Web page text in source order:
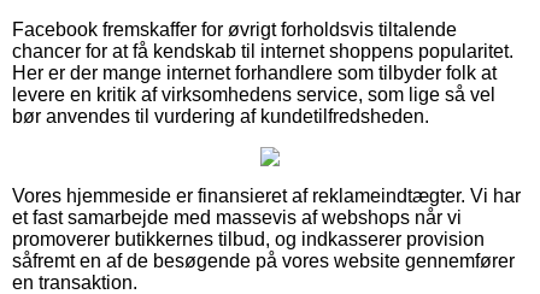
Facebook fremskaffer for øvrigt forholdsvis tiltalende
chancer for at få kendskab til internet shoppens popularitet.
Her er der mange internet forhandlere som tilbyder folk at
levere en kritik af virksomhedens service, som lige så vel
bør anvendes til vurdering af kundetilfredsheden.
Vores hjemmeside er finansieret af reklameindtægter. Vi har
et fast samarbejde med massevis af webshops når vi
promoverer butikkernes tilbud, og indkasserer provision
såfremt en af de besøgende på vores website gennemfører
en transaktion.